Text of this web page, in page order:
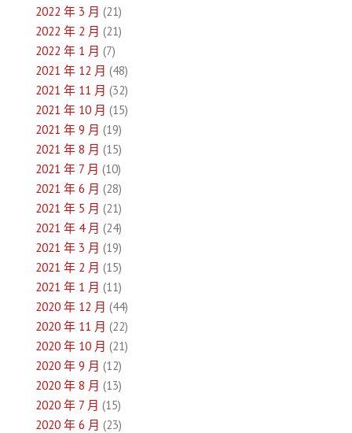
2022 年 3 月 (21)
2022 年 2 月 (21)
2022 年 1 月 (7)
2021 年 12 月 (48)
2021 年 11 月 (32)
2021 年 10 月 (15)
2021 年 9 月 (19)
2021 年 8 月 (15)
2021 年 7 月 (10)
2021 年 6 月 (28)
2021 年 5 月 (21)
2021 年 4 月 (24)
2021 年 3 月 (19)
2021 年 2 月 (15)
2021 年 1 月 (11)
2020 年 12 月 (44)
2020 年 11 月 (22)
2020 年 10 月 (21)
2020 年 9 月 (12)
2020 年 8 月 (13)
2020 年 7 月 (15)
2020 年 6 月 (23)